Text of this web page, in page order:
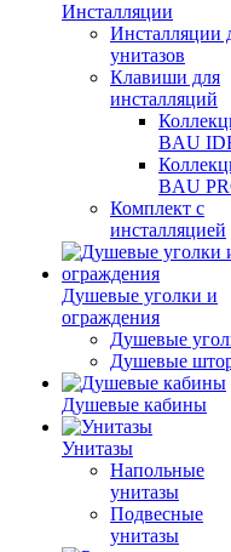
Инсталляции
Инсталляции
унитазов
Клавиши для
инсталляций
BAU
BAU
Комплект с
инсталляцией
Душевые уголки и
ограждения
Душевые
Душевые
Душевые кабины
Унитазы
Напольные
унитазы
Подвесные
унитазы